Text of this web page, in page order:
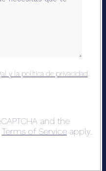
y la política de privacidad.
and the
Terms of Serviceapply.